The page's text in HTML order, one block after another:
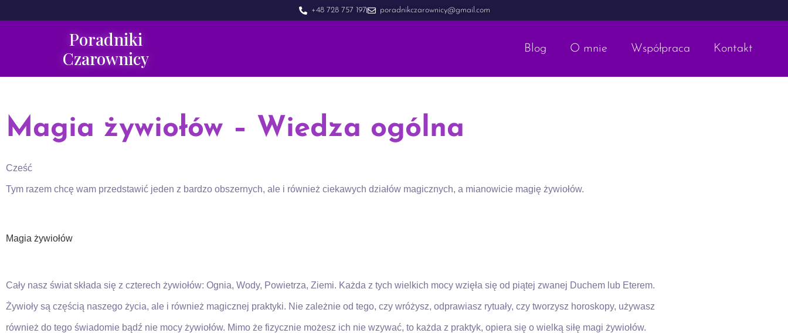
+48 728 757 197 poradnikczarownicy@gmail.com
Poradniki
Czarownicy
Blog O mnie Współpraca Kontakt
Magia żywiołów – Wiedza ogólna
Cześć
Tym razem chcę wam przedstawić jeden z bardzo obszernych, ale i również ciekawych działów magicznych, a mianowicie magię żywiołów.
Magia żywiołów
Cały nasz świat składa się z czterech żywiołów: Ognia, Wody, Powietrza, Ziemi. Każda z tych wielkich mocy wzięła się od piątej zwanej Duchem lub Eterem.
Żywioły są częścią naszego życia, ale i również magicznej praktyki. Nie zależnie od tego, czy wróżysz, odprawiasz rytuały, czy tworzysz horoskopy, używasz
również do tego świadomie bądź nie mocy żywiołów. Mimo że fizycznie możesz ich nie wzywać, to każda z praktyk, opiera się o wielką siłę magi żywiołów.